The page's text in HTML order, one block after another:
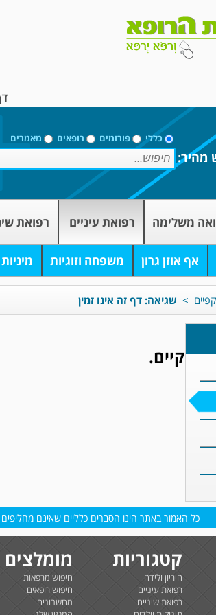
כללי פורומים רופאים מאמרים
מהיר:
משלימה רפואת עיניים רפואת
אף אוזן גרון משפחה וזוגיות
> שגיאה: דף זה אינו זמין
קיים.
כל האמור באתר הינו הסברים כלליים שאינם
קטגוריות
היריון ולידה
רפואת עיניים
רפואת שיניים
מומלצים
חיפוש מרפאות
חיפוש רופאים
מחשבונים